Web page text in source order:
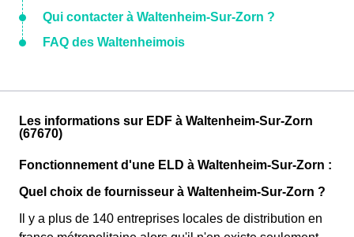
Qui contacter à Waltenheim-Sur-Zorn ?
FAQ des Waltenheimois
Les informations sur EDF à Waltenheim-Sur-Zorn
(67670)
Fonctionnement d'une ELD à Waltenheim-Sur-Zorn :
Quel choix de fournisseur à Waltenheim-Sur-Zorn ?
Il y a plus de 140 entreprises locales de distribution en